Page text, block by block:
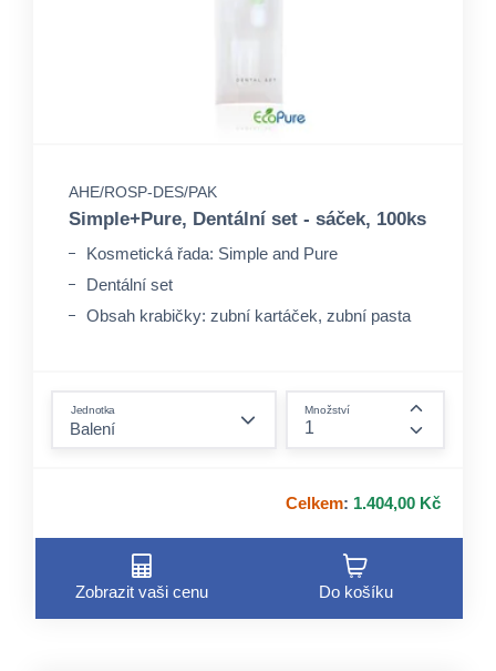
AHE/ROSP-DES/PAK
Simple+Pure, Dentální set - sáček, 100ks
Kosmetická řada: Simple and Pure
Dentální set
Obsah krabičky: zubní kartáček, zubní pasta
Jednotka Množství
Celkem: 1.404,00 Kč
Zobrazit vaši cenu Do košíku